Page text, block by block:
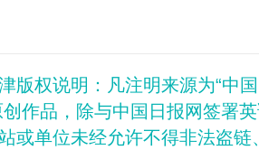
版权说明：凡注明来源为“中
创作品，除与中国日报网签署
或单位未经允许不得非法盗